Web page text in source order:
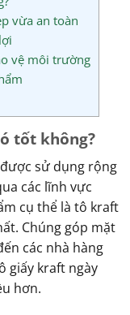
vừa an toàn
vệ môi trường
tốt không?
sử dụng rộng
các lĩnh vực
cụ thể là tô kraft
Chúng góp mặt
các nhà hàng
giấy kraft ngày
hơn.